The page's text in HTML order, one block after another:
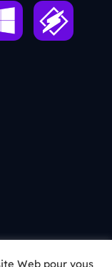
Web pour vous